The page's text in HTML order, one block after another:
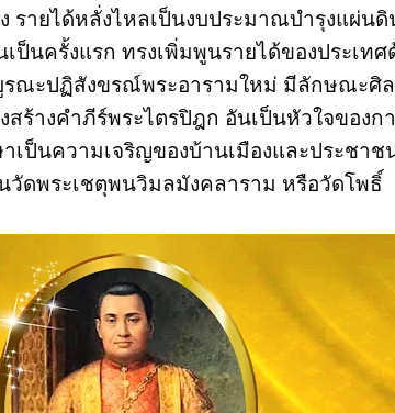
รายได้หลั่งไหลเป็นงบประมาณบำรุงแผ่น
ป็นครั้งแรก ทรงเพิ่มพูนรายได้ของประเทศ
รณะปฏิสังขรณ์พระอารามใหม่ มีลักษณะศิ
สร้างคำภีร์พระไตรปิฎก อันเป็นหัวใจของก
เป็นความเจริญของบ้านเมืองและประชาช
ดพระเชตุพนวิมลมังคลาราม หรือวัดโพธิ์